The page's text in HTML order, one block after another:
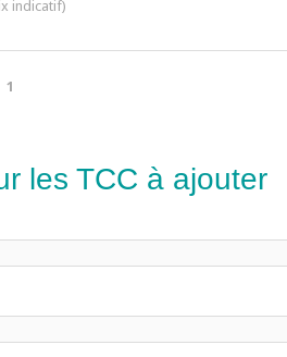
1
les TCC à ajouter